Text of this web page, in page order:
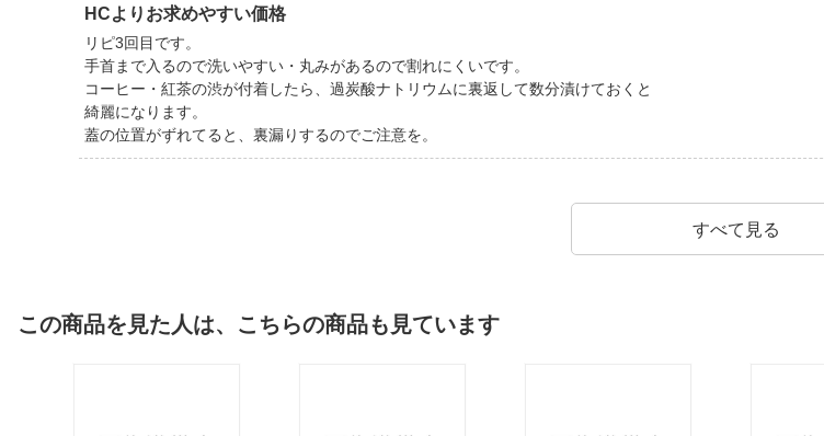
HCよりお求めやすい価格
リピ3回目です。
手首まで入るので洗いやすい・丸みがあるので割れにくいです。
コーヒー・紅茶の渋が付着したら、過炭酸ナトリウムに裏返して数分漬けておくと
綺麗になります。
蓋の位置がずれてると、裏漏りするのでご注意を。
すべて見る
この商品を見た人は、こちらの商品も見ています